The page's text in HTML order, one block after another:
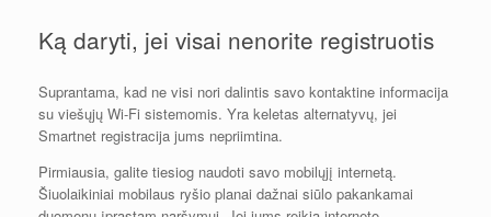
Ką daryti, jei visai nenorite registruotis
Suprantama, kad ne visi nori dalintis savo kontaktine informacija
su viešųjų Wi-Fi sistemomis. Yra keletas alternatyvų, jei
Smartnet registracija jums nepriimtina.
Pirmiausia, galite tiesiog naudoti savo mobilųjį internetą.
Šiuolaikiniai mobilaus ryšio planai dažnai siūlo pakankamai